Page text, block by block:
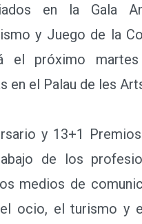
en la Gala
y Juego de la
el próximo
en el Palau de les
y 13+1 Premios
de los
medios de
ocio, el turismo y